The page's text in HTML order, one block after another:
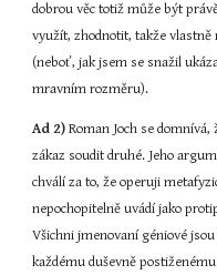
dobrou věc totiž může být
využít, zhodnotit, takže
(neboť, jak jsem se snažil
mravním rozměru).
Ad 2) Roman Joch se
zákaz soudit druhé. Jeho
chválí za to, že operuji
nepochopitelně uvádí jako
Všichni jmenovaní géniové
každému duševně